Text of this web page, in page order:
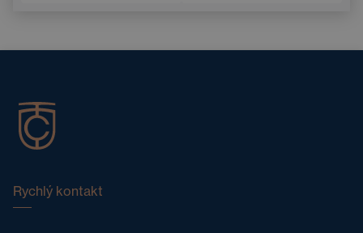
Rychlý kontakt